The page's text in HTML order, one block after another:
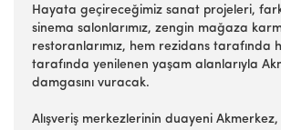
Hayata geçireceğimiz sanat projeleri,
sinema salonlarımız, zengin mağaza
restoranlarımız, hem rezidans tarafında
tarafında yenilenen yaşam alanlarıyla
damgasını vuracak.
Alışveriş merkezlerinin duayeni Akmerkez,